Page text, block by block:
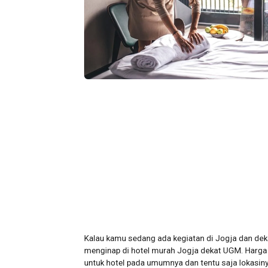
Kalau kamu sedang ada kegiatan di Jogja dan
menginap di hotel murah Jogja dekat UGM.
untuk hotel pada umumnya dan tentu saja